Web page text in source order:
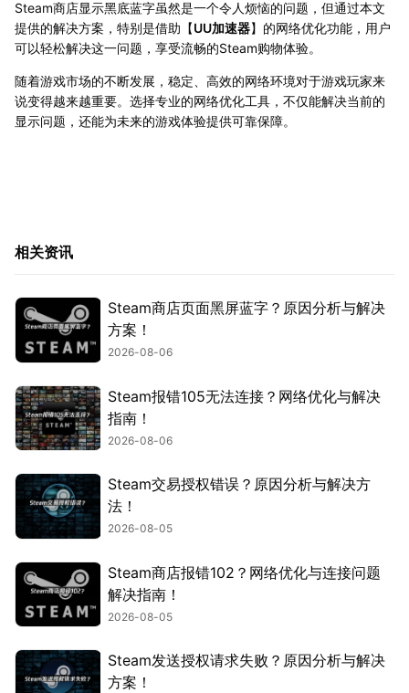
Steam商店显示黑底蓝字虽然是一个令人烦恼的问题，但通过本文
提供的解决方案，特别是借助【UU加速器】的网络优化功能，用户
可以轻松解决这一问题，享受流畅的Steam购物体验。
随着游戏市场的不断发展，稳定、高效的网络环境对于游戏玩家来
说变得越来越重要。选择专业的网络优化工具，不仅能解决当前的
显示问题，还能为未来的游戏体验提供可靠保障。
相关资讯
Steam商店页面黑屏蓝字？原因分析与解决
方案！
2026-08-06
Steam报错105无法连接？网络优化与解决
指南！
2026-08-06
Steam交易授权错误？原因分析与解决方
法！
2026-08-05
Steam商店报错102？网络优化与连接问题
解决指南！
2026-08-05
Steam发送授权请求失败？原因分析与解决
方案！